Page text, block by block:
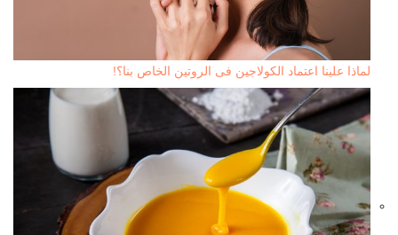
لماذا علينا اعتماد الكولاجين فى الروتين الخاص بنا؟!